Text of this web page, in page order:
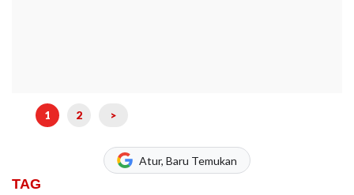
1 2 >
Atur, Baru Temukan
TAG